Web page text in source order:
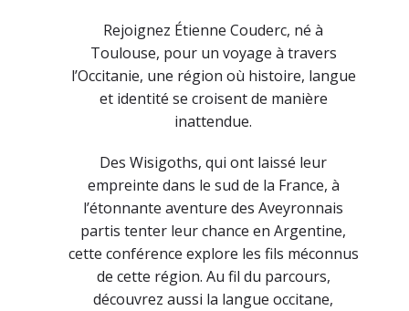
Rejoignez Étienne Couderc, né à
Toulouse, pour un voyage à travers
l’Occitanie, une région où histoire, langue
et identité se croisent de manière
inattendue.
Des Wisigoths, qui ont laissé leur
empreinte dans le sud de la France, à
l’étonnante aventure des Aveyronnais
partis tenter leur chance en Argentine,
cette conférence explore les fils méconnus
de cette région. Au fil du parcours,
découvrez aussi la langue occitane,